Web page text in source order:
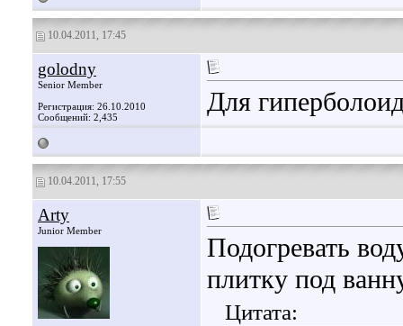
10.04.2011, 17:45
golodny
Senior Member
Регистрация: 26.10.2010
Сообщений: 2,435
Для
10.04.2011, 17:55
Arty
Junior Member
Подогревать
плитку под
Цитата: